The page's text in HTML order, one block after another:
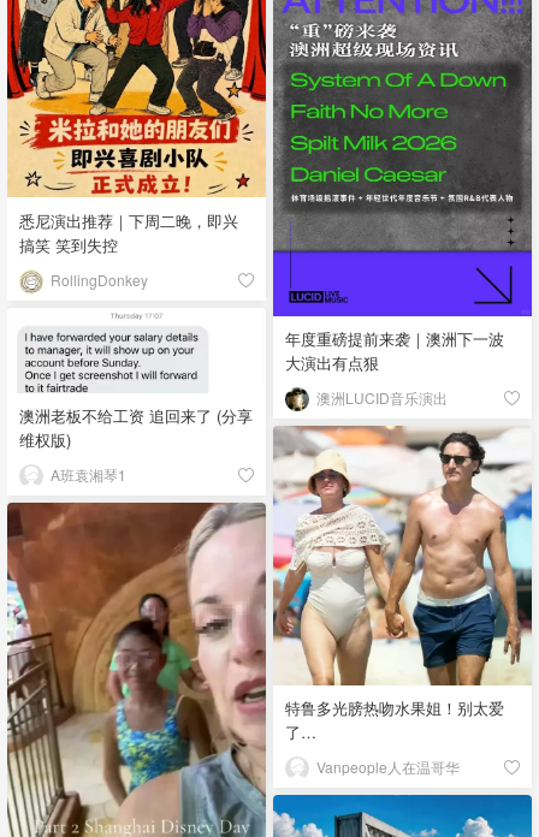
悉尼演出推荐｜下周二晚，即兴
搞笑 笑到失控
RollingDonkey
年度重磅提前来袭｜澳洲下一波
大演出有点狠
澳洲LUCID音乐演出
澳洲老板不给工资 追回来了 (分享
维权版)
A班袁湘琴1
特鲁多光膀热吻水果姐！别太爱
了…
Vanpeople人在温哥华